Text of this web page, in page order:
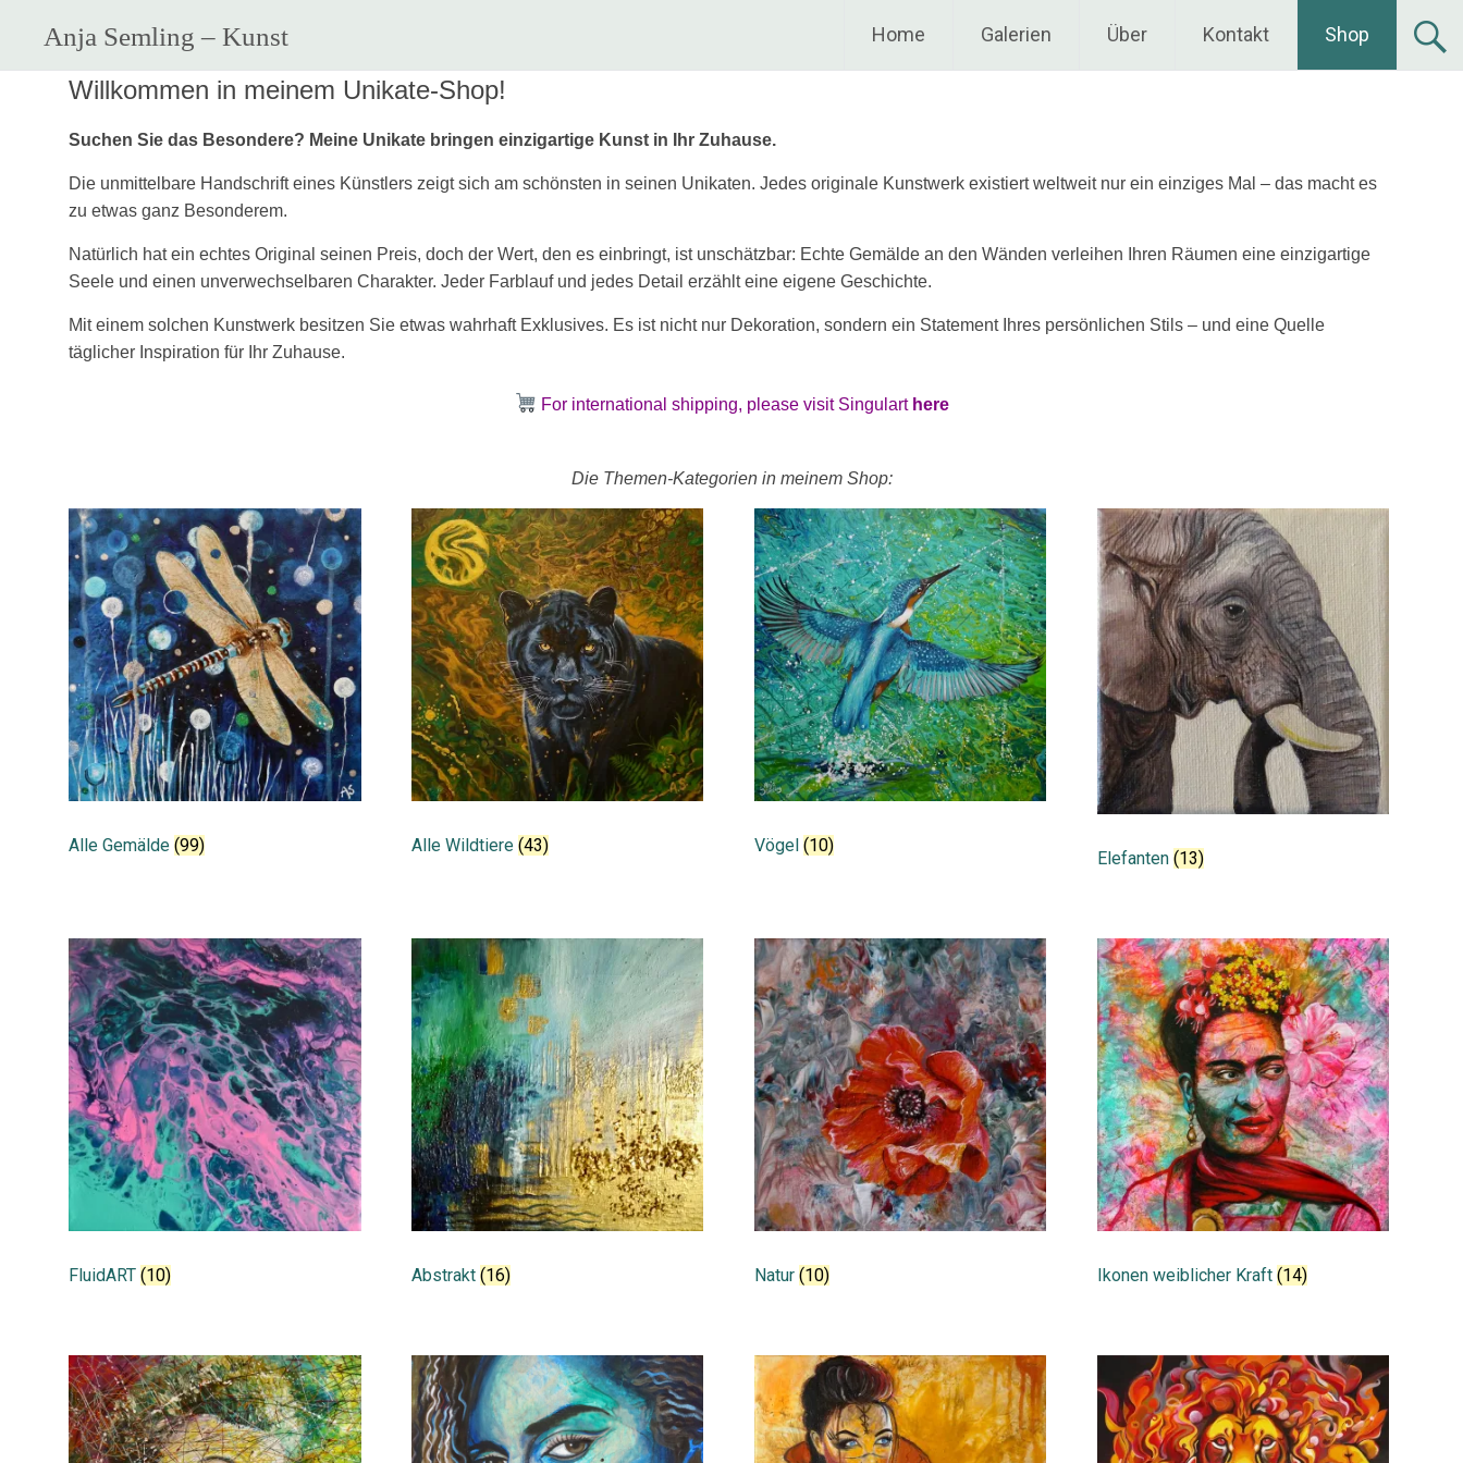
springen
Anja Semling – Kunst Home Galerien Über Kontakt Shop
Willkommen in meinem Unikate-Shop!
Suchen Sie das Besondere? Meine Unikate bringen einzigartige Kunst in Ihr Zuhause.
Die unmittelbare Handschrift eines Künstlers zeigt sich am schönsten in seinen Unikaten. Jedes originale Kunstwerk existiert weltweit nur ein einziges Mal – das macht es
zu etwas ganz Besonderem.
Natürlich hat ein echtes Original seinen Preis, doch der Wert, den es einbringt, ist unschätzbar: Echte Gemälde an den Wänden verleihen Ihren Räumen eine einzigartige
Seele und einen unverwechselbaren Charakter. Jeder Farblauf und jedes Detail erzählt eine eigene Geschichte.
Mit einem solchen Kunstwerk besitzen Sie etwas wahrhaft Exklusives. Es ist nicht nur Dekoration, sondern ein Statement Ihres persönlichen Stils – und eine Quelle
täglicher Inspiration für Ihr Zuhause.
For international shipping, please visit Singulart here
Die Themen-Kategorien in meinem Shop:
Alle Gemälde (99) Alle Wildtiere (43) Vögel (10)
Elefanten (13)
FluidART (10) Abstrakt (16) Natur (10) Ikonen weiblicher Kraft (14)